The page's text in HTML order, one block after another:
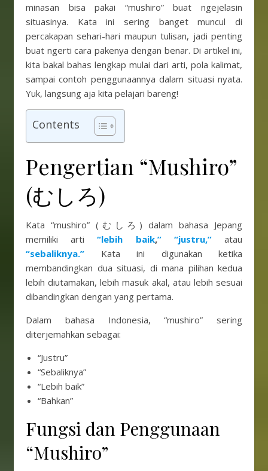
minasan bisa pakai “mushiro” buat ngejelasin
situasinya. Kata ini sering banget muncul di
percakapan sehari-hari maupun tulisan, jadi penting
buat ngerti cara pakenya dengan benar. Di artikel ini,
kita bakal bahas lengkap mulai dari arti, pola kalimat,
sampai contoh penggunaannya dalam situasi nyata.
Yuk, langsung aja kita pelajari bareng!
Contents
Pengertian “Mushiro”
(むしろ)
Kata “mushiro” (むしろ) dalam bahasa Jepang
memiliki arti
“lebih baik,” “justru,”atau
“sebaliknya.” Kata ini digunakan ketika
membandingkan dua situasi, di mana pilihan kedua
lebih diutamakan, lebih masuk akal, atau lebih sesuai
dibandingkan dengan yang pertama.
Dalam bahasa Indonesia, “mushiro” sering
diterjemahkan sebagai:
“Justru”
“Sebaliknya”
“Lebih baik”
“Bahkan”
Fungsi dan Penggunaan
“Mushiro”